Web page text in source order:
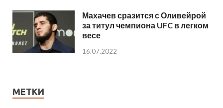
Махачев сразится с Оливейрой
за титул чемпиона UFC в легком
весе
16.07.2022
МЕТКИ